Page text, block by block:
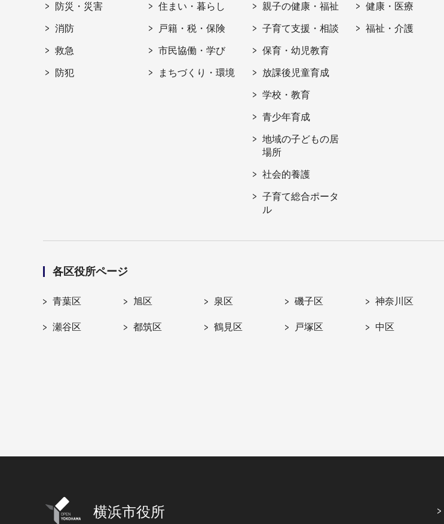
防災・災害
消防
救急
防犯
住まい・暮らし
戸籍・税・保険
市民協働・学び
まちづくり・環境
親子の健康・福祉
子育て支援・相談
保育・幼児教育
放課後児童育成
学校・教育
青少年育成
地域の子どもの居
場所
社会的養護
子育て総合ポータ
ル
健康・医療
福祉・介護
各区役所ページ
青葉区 旭区 泉区 磯子区 神奈川区
瀬谷区 都筑区 鶴見区 戸塚区 中区
横浜市役所